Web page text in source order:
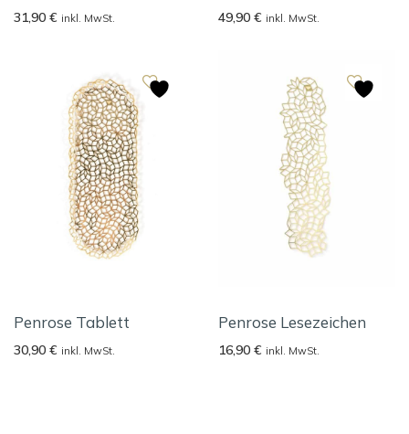
31,90 € inkl. MwSt. 49,90 € inkl. MwSt.
Penrose Tablett
30,90 € inkl. MwSt.
Penrose Lesezeichen
16,90 € inkl. MwSt.